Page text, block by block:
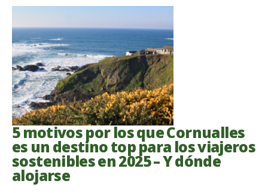
Spanish
German
English
Spanish
French
Italiano
5 motivos por los que Cornualles
es un destino top para los viajeros
sostenibles en 2025 – Y dónde
alojarse